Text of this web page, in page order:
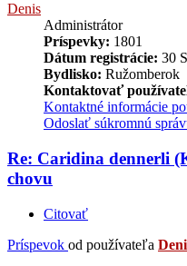
Denis
Administrátor
Príspevky: 1801
Dátum registrácie: 30
Bydlisko: Ružomberok
Kontaktovať
Kontaktné informácie
Odoslať súkromnú
Re: Caridina dennerli
chovu
Citovať
Príspevok od používateľa